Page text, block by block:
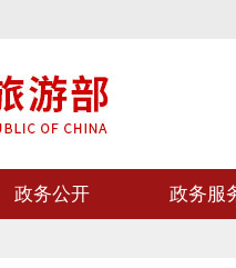
政务公开 政务服